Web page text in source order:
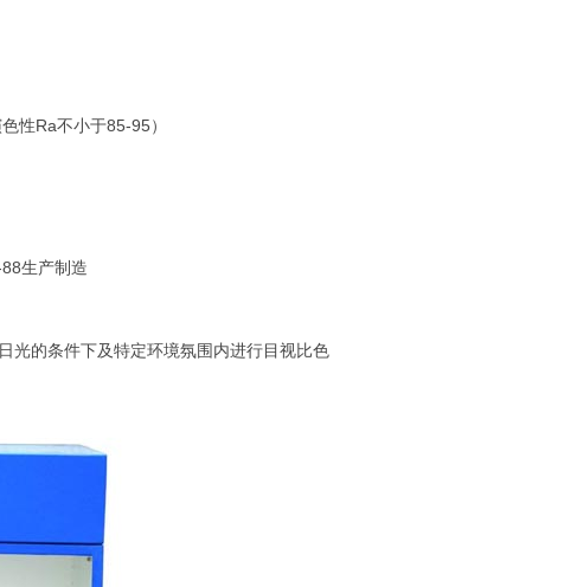
性Ra不小于85-95）
生产制造
光的条件下及特定环境氛围内进行目视比色